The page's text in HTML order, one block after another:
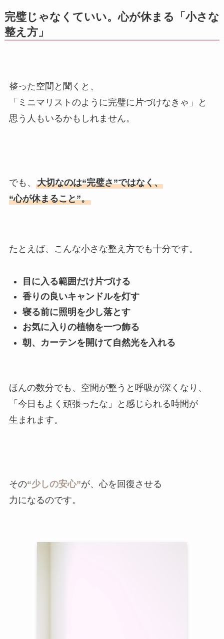
完璧じゃなくていい。心が休まる「小さな
整え方」
整った空間と聞くと、
「ミニマリストのように完璧に片づけなきゃ」と
思う人もいるかもしれません。
でも、 大切なのは“完璧さ”ではなく、
“心が休まること”。
たとえば、こんな小さな整え方でも十分です。
目に入る範囲だけ片づける
香りの良いキャンドルを灯す
寝る前に照明を少し落とす
お気に入りの植物を一つ飾る
朝、カーテンを開けて自然光を入れる
ほんの数分でも、空間が整うと呼吸が深くなり、
「今日もよく頑張ったな」と感じられる時間が
生まれます。
その“少しの安心”が、心を回復させる
力になるのです。